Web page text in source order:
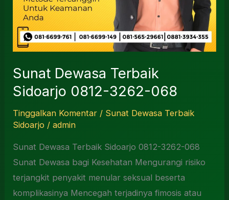
Sunat Dewasa Terbaik
Sidoarjo 0812-3262-068
Tinggalkan Komentar / Sunat Dewasa Terbaik
Sidoarjo /admin
Sunat Dewasa Terbaik Sidoarjo 0812-3262-068
Sunat Dewasa bagi Kesehatan Mengurangi risiko
terjangkit penyakit menular seksual beserta
komplikasinya Mencegah terjadinya fimosis atau